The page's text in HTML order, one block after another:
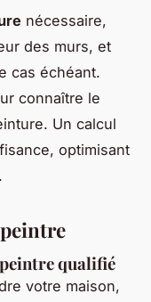
nécessaire,
des murs, et
cas échéant.
connaître le
Un calcul
optimisant
qualifié
votre maison,